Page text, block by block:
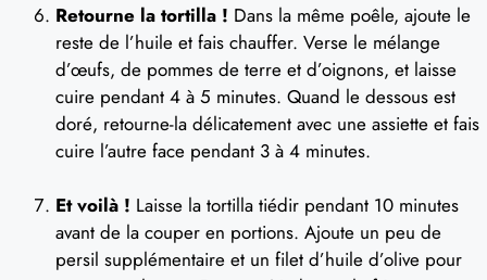
Retourne la tortilla ! Dans la même poêle, ajoute le
reste de l’huile et fais chauffer. Verse le mélange
d’œufs, de pommes de terre et d’oignons, et laisse
cuire pendant 4 à 5 minutes. Quand le dessous est
doré, retourne-la délicatement avec une assiette et fais
cuire l’autre face pendant 3 à 4 minutes.
Et voilà ! Laisse la tortilla tiédir pendant 10 minutes
avant de la couper en portions. Ajoute un peu de
persil supplémentaire et un filet d’huile d’olive pour